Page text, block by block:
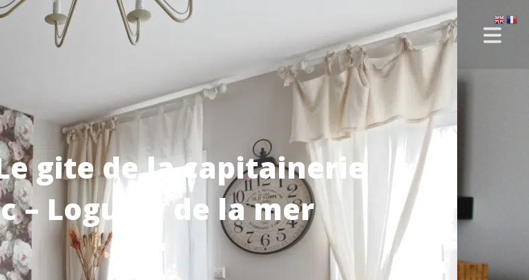
gite de la capitainerie
– Loguivy de la mer